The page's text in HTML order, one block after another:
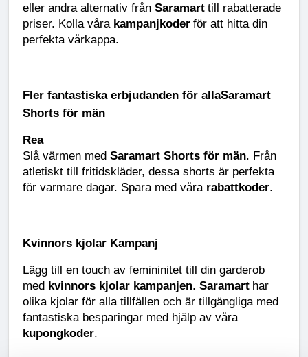
eller andra alternativ från Saramart till rabatterade
priser. Kolla våra kampanjkoder för att hitta din
perfekta vårkappa.
Fler fantastiska erbjudanden för allaSaramart
Shorts för män
Rea
Slå värmen med Saramart Shorts för män. Från
atletiskt till fritidskläder, dessa shorts är perfekta
för varmare dagar. Spara med våra rabattkoder.
Kvinnors kjolar Kampanj
Lägg till en touch av femininitet till din garderob
med kvinnors kjolar kampanjen. Saramart har
olika kjolar för alla tillfällen och är tillgängliga med
fantastiska besparingar med hjälp av våra
kupongkoder.